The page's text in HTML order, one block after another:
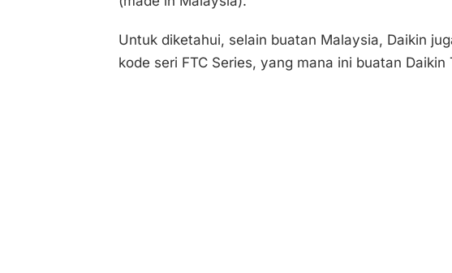
Untuk diketahui, selain buatan Malaysia, Daikin
kode seri FTC Series, yang mana ini buatan